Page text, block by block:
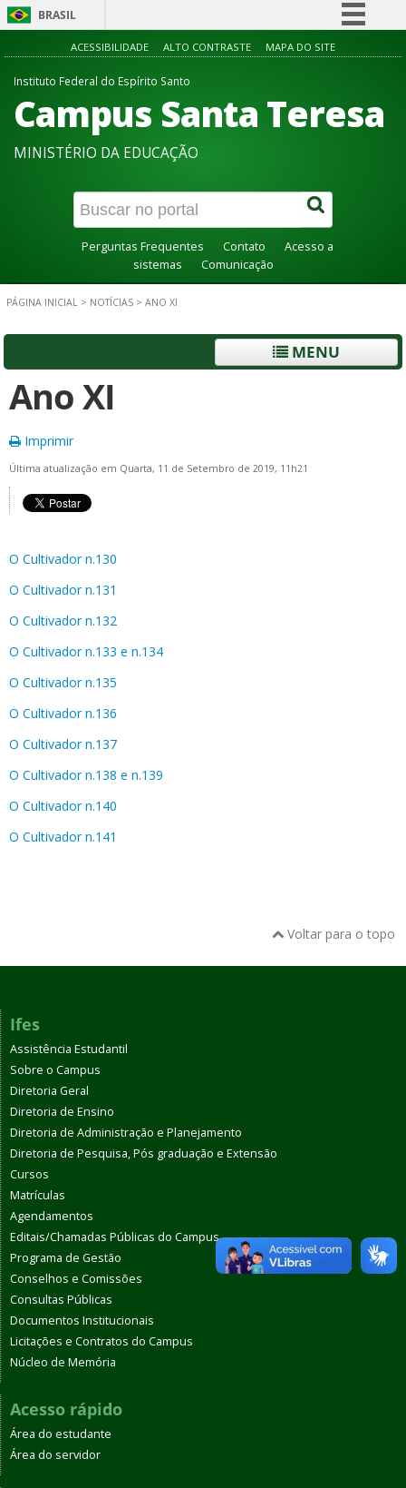
BRASIL
Simplifique!
Participe
Acesso à informação
Canais
ACESSIBILIDADE ALTO CONTRASTE MAPA DO SITE
Instituto Federal do Espírito Santo
Campus Santa Teresa
MINISTÉRIO DA EDUCAÇÃO
Perguntas Frequentes Contato
Acesso a
sistemas
Comunicação
PÁGINA INICIAL > NOTÍCIAS > ANO XI
MENU
Ano XI
Imprimir
Última atualização em Quarta, 11 de Setembro de 2019, 11h21
O Cultivador n.130
O Cultivador n.131
O Cultivador n.132
O Cultivador n.133 e n.134
O Cultivador n.135
O Cultivador n.136
O Cultivador n.137
O Cultivador n.138 e n.139
O Cultivador n.140
O Cultivador n.141
Voltar para o topo
Ifes
Assistência Estudantil
Sobre o Campus
Diretoria Geral
Diretoria de Ensino
Diretoria de Administração e Planejamento
Diretoria de Pesquisa, Pós graduação e Extensão
Cursos
Matrículas
Agendamentos
Editais/Chamadas Públicas do Campus
Programa de Gestão
Conselhos e Comissões
Consultas Públicas
Documentos Institucionais
Licitações e Contratos do Campus
Núcleo de Memória
Acesso rápido
Área do estudante
Área do servidor